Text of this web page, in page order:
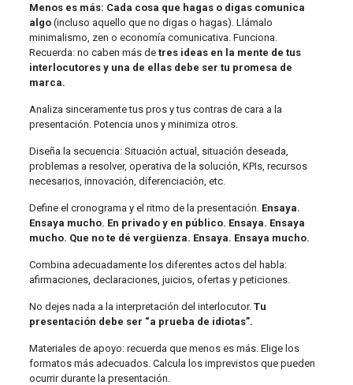
Menos es más: Cada cosa que hagas o digas comunica
algo(incluso aquello que no digas o hagas). Llámalo
minimalismo, zen o economía comunicativa. Funciona.
Recuerda: no caben más de tres ideas en la mente de tus
interlocutores y una de ellas debe ser tu promesa de
marca.
Analiza sinceramente tus pros y tus contras de cara a la
presentación. Potencia unos y minimiza otros.
Diseña la secuencia: Situación actual, situación deseada,
problemas a resolver, operativa de la solución, KPIs, recursos
necesarios, innovación, diferenciación, etc.
Define el cronograma y el ritmo de la presentación. Ensaya.
Ensaya mucho. En privado y en público. Ensaya. Ensaya
mucho. Que no te dé vergüenza. Ensaya. Ensaya mucho.
Combina adecuadamente los diferentes actos del habla:
afirmaciones, declaraciones, juicios, ofertas y peticiones.
No dejes nada a la interpretación del interlocutor. Tu
presentación debe ser “a prueba de idiotas”.
Materiales de apoyo: recuerda que menos es más. Elige los
formatos más adecuados. Calcula los imprevistos que pueden
ocurrir durante la presentación.